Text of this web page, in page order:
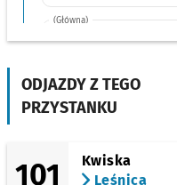
(Główna)
Wełniana
(Główna)
(Maślicka)
Jędrzejowska
ODJAZDY Z TEGO
PRZYSTANKU
101
Kwiska
Leśnica